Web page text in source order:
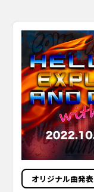
オリジナル曲発表